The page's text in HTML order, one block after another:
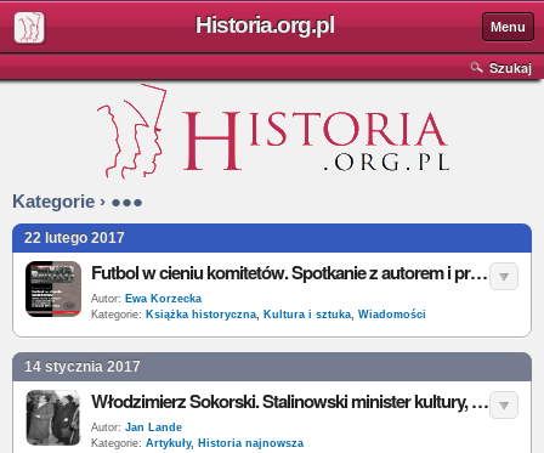
Historia.org.pl Menu
Szukaj
Kategorie › ●●●
22 lutego 2017
Futbol w cieniu komitetów. Spotkanie z autorem i promocja książki
Autor: Ewa Korzecka
Kategorie: Książka historyczna, Kultura i sztuka, Wiadomości
14 stycznia 2017
Włodzimierz Sokorski. Stalinowski minister kultury, który zniszczył Władysława Strzemińskiego
Autor: Jan Lande
Kategorie: Artykuły, Historia najnowsza